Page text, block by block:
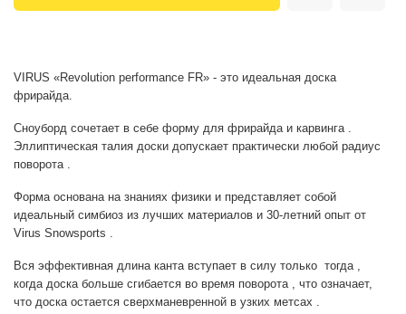
VIRUS «Revolution performance FR» - это идеальная доска
фрирайда.
Сноуборд сочетает в себе форму для фрирайда и карвинга .
Эллиптическая талия доски допускает практически любой радиус
поворота .
Форма основана на знаниях физики и представляет собой
идеальный симбиоз из лучших материалов и 30-летний опыт от
Virus Snowsports .
Вся эффективная длина канта вступает в силу только  тогда ,
когда доска больше сгибается во время поворота , что означает,
что доска остается сверхманевренной в узких метсах .